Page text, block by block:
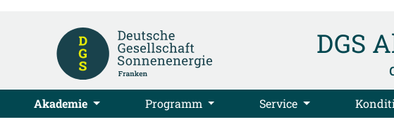
DGS
Akademie Programm Service